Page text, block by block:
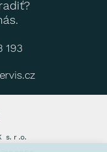
193
s. r .o.